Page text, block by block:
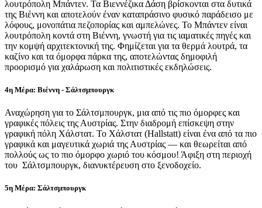
λουτρόπολη Μπάντεν. Τα Βιεννέζικα Δάση βρίσκονται στα δυτικά
της Βιέννη και αποτελούν έναν καταπράσινο φυσικό παράδεισο με
λόφους, μονοπάτια πεζοπορίας και αμπελώνες. Το Μπάντεν είναι
λουτρόπολη κοντά στη Βιέννη, γνωστή για τις ιαματικές πηγές και
την κομψή αρχιτεκτονική της. Φημίζεται για τα θερμά λουτρά, τα
καζίνο και τα όμορφα πάρκα της, αποτελώντας δημοφιλή
προορισμό για χαλάρωση και πολιτιστικές εκδηλώσεις.
4η Μέρα: Βιέννη - Σάλτσμπουργκ
Αναχώρηση για το Σάλτσμπουργκ, μια από τις πιο όμορφες και
γραφικές πόλεις της Αυστρίας. Στην διαδρομή επίσκεψη στην
γραφική πόλη Χάλστατ. Το Χάλστατ (Hallstatt) είναι ένα από τα πιο
γραφικά και μαγευτικά χωριά της Αυστρίας — και θεωρείται από
πολλούς ως το πιο όμορφο χωριό του κόσμου! Άφιξη στη περιοχή
του Σάλτσμπουργκ, διανυκτέρευση στο ξενοδοχείο.
5η Μέρα: Σάλτσμπουργκ